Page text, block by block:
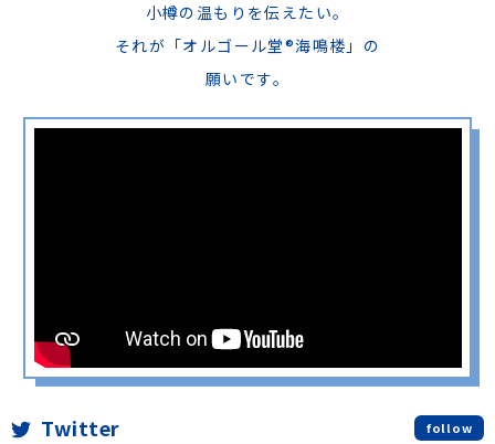
お問い合わせ
小樽の温もりを伝えたい。
それが「オルゴール堂®海鳴楼」の
願いです。
Twitter follow